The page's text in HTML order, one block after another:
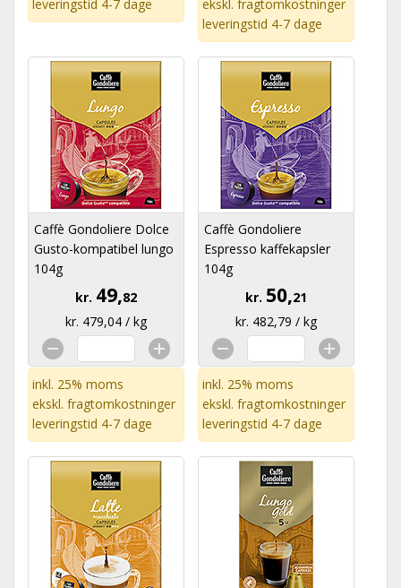
leveringstid 4-7 dage
ekskl. fragtomkostninger
leveringstid 4-7 dage
Caffè Gondoliere Dolce
Gusto-kompatibel lungo
104g
kr. 49,82
kr. 479,04 / kg
inkl. 25% moms
ekskl. fragtomkostninger
leveringstid 4-7 dage
Caffè Gondoliere
Espresso kaffekapsler
104g
kr. 50,21
kr. 482,79 / kg
inkl. 25% moms
ekskl. fragtomkostninger
leveringstid 4-7 dage